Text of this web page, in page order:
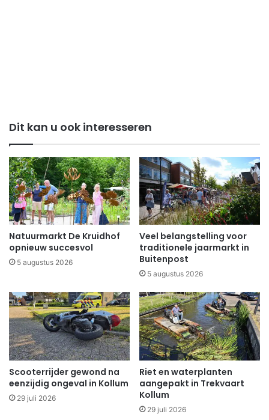
Dit kan u ook interesseren
Natuurmarkt De Kruidhof
opnieuw succesvol
5 augustus 2026
Veel belangstelling voor
traditionele jaarmarkt in
Buitenpost
5 augustus 2026
Scooterrijder gewond na
eenzijdig ongeval in Kollum
29 juli 2026
Riet en waterplanten
aangepakt in Trekvaart
Kollum
29 juli 2026